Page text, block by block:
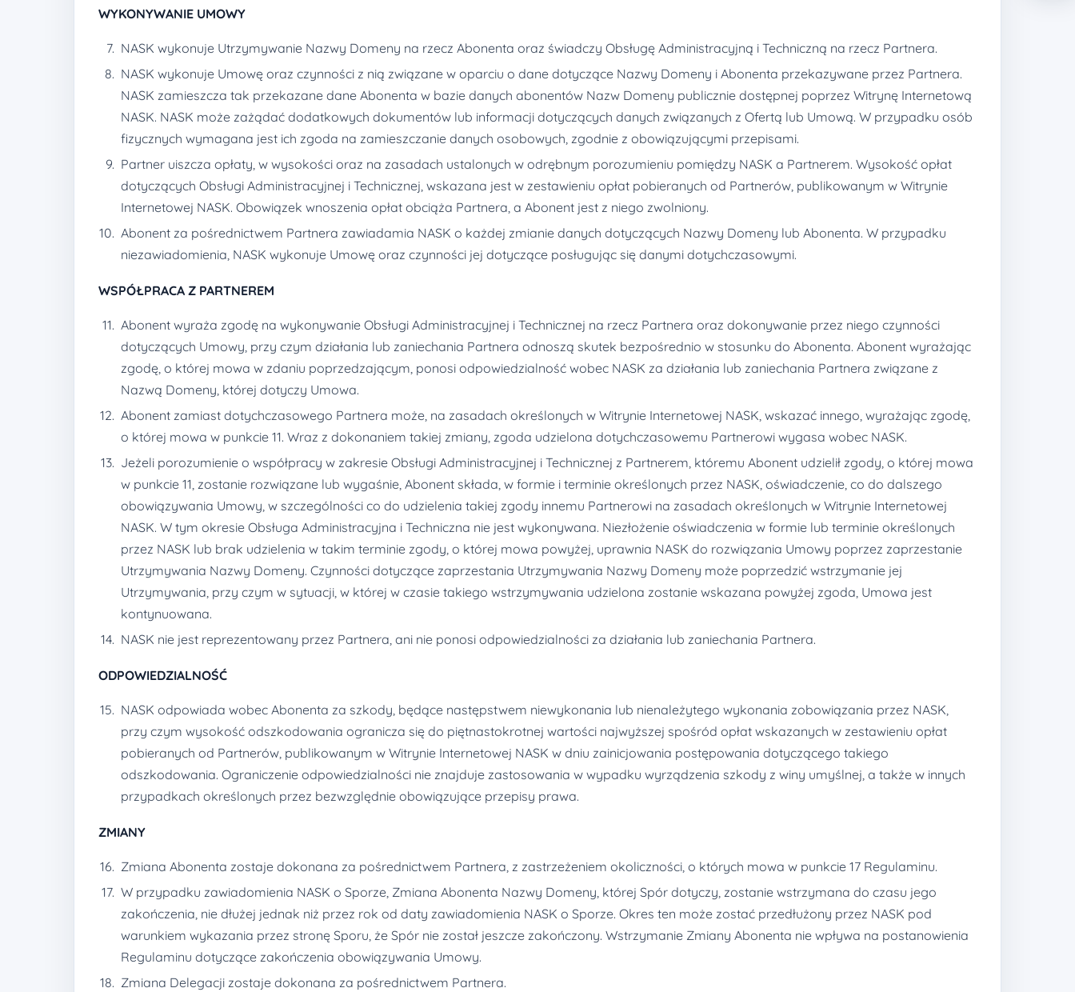
WYKONYWANIE UMOWY
NASK wykonuje Utrzymywanie Nazwy Domeny na rzecz Abonenta oraz świadczy Obsługę Administracyjną i Techniczną na rzecz Partnera.
NASK wykonuje Umowę oraz czynności z nią związane w oparciu o dane dotyczące Nazwy Domeny i Abonenta przekazywane przez Partnera.
NASK zamieszcza tak przekazane dane Abonenta w bazie danych abonentów Nazw Domeny publicznie dostępnej poprzez Witrynę Internetową
NASK. NASK może zażądać dodatkowych dokumentów lub informacji dotyczących danych związanych z Ofertą lub Umową. W przypadku osób
fizycznych wymagana jest ich zgoda na zamieszczanie danych osobowych, zgodnie z obowiązującymi przepisami.
Partner uiszcza opłaty, w wysokości oraz na zasadach ustalonych w odrębnym porozumieniu pomiędzy NASK a Partnerem. Wysokość opłat
dotyczących Obsługi Administracyjnej i Technicznej, wskazana jest w zestawieniu opłat pobieranych od Partnerów, publikowanym w Witrynie
Internetowej NASK. Obowiązek wnoszenia opłat obciąża Partnera, a Abonent jest z niego zwolniony.
Abonent za pośrednictwem Partnera zawiadamia NASK o każdej zmianie danych dotyczących Nazwy Domeny lub Abonenta. W przypadku
niezawiadomienia, NASK wykonuje Umowę oraz czynności jej dotyczące posługując się danymi dotychczasowymi.
WSPÓŁPRACA Z PARTNEREM
Abonent wyraża zgodę na wykonywanie Obsługi Administracyjnej i Technicznej na rzecz Partnera oraz dokonywanie przez niego czynności
dotyczących Umowy, przy czym działania lub zaniechania Partnera odnoszą skutek bezpośrednio w stosunku do Abonenta. Abonent wyrażając
zgodę, o której mowa w zdaniu poprzedzającym, ponosi odpowiedzialność wobec NASK za działania lub zaniechania Partnera związane z
Nazwą Domeny, której dotyczy Umowa.
Abonent zamiast dotychczasowego Partnera może, na zasadach określonych w Witrynie Internetowej NASK, wskazać innego, wyrażając zgodę,
o której mowa w punkcie 11. Wraz z dokonaniem takiej zmiany, zgoda udzielona dotychczasowemu Partnerowi wygasa wobec NASK.
Jeżeli porozumienie o współpracy w zakresie Obsługi Administracyjnej i Technicznej z Partnerem, któremu Abonent udzielił zgody, o której mowa
w punkcie 11, zostanie rozwiązane lub wygaśnie, Abonent składa, w formie i terminie określonych przez NASK, oświadczenie, co do dalszego
obowiązywania Umowy, w szczególności co do udzielenia takiej zgody innemu Partnerowi na zasadach określonych w Witrynie Internetowej
NASK. W tym okresie Obsługa Administracyjna i Techniczna nie jest wykonywana. Niezłożenie oświadczenia w formie lub terminie określonych
przez NASK lub brak udzielenia w takim terminie zgody, o której mowa powyżej, uprawnia NASK do rozwiązania Umowy poprzez zaprzestanie
Utrzymywania Nazwy Domeny. Czynności dotyczące zaprzestania Utrzymywania Nazwy Domeny może poprzedzić wstrzymanie jej
Utrzymywania, przy czym w sytuacji, w której w czasie takiego wstrzymywania udzielona zostanie wskazana powyżej zgoda, Umowa jest
kontynuowana.
NASK nie jest reprezentowany przez Partnera, ani nie ponosi odpowiedzialności za działania lub zaniechania Partnera.
ODPOWIEDZIALNOŚĆ
NASK odpowiada wobec Abonenta za szkody, będące następstwem niewykonania lub nienależytego wykonania zobowiązania przez NASK,
przy czym wysokość odszkodowania ogranicza się do piętnastokrotnej wartości najwyższej spośród opłat wskazanych w zestawieniu opłat
pobieranych od Partnerów, publikowanym w Witrynie Internetowej NASK w dniu zainicjowania postępowania dotyczącego takiego
odszkodowania. Ograniczenie odpowiedzialności nie znajduje zastosowania w wypadku wyrządzenia szkody z winy umyślnej, a także w innych
przypadkach określonych przez bezwzględnie obowiązujące przepisy prawa.
ZMIANY
Zmiana Abonenta zostaje dokonana za pośrednictwem Partnera, z zastrzeżeniem okoliczności, o których mowa w punkcie 17 Regulaminu.
W przypadku zawiadomienia NASK o Sporze, Zmiana Abonenta Nazwy Domeny, której Spór dotyczy, zostanie wstrzymana do czasu jego
zakończenia, nie dłużej jednak niż przez rok od daty zawiadomienia NASK o Sporze. Okres ten może zostać przedłużony przez NASK pod
warunkiem wykazania przez stronę Sporu, że Spór nie został jeszcze zakończony. Wstrzymanie Zmiany Abonenta nie wpływa na postanowienia
Regulaminu dotyczące zakończenia obowiązywania Umowy.
Zmiana Delegacji zostaje dokonana za pośrednictwem Partnera.